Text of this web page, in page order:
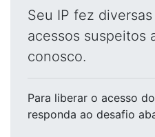
Seu IP fez
acessos suspeitos
conosco.
Para liberar o acesso
responda ao desafio